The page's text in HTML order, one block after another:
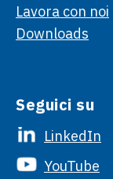
Lavora con noi
Downloads
Seguici su
LinkedIn
YouTube